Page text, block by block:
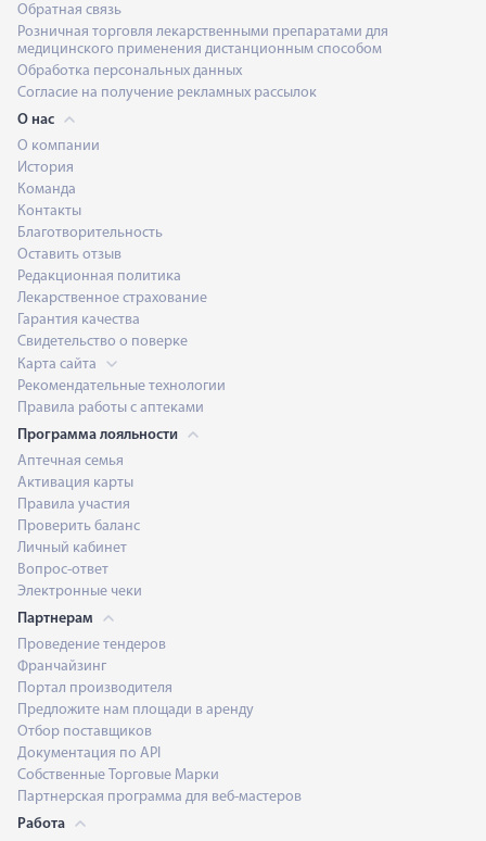
Обратная связь
Розничная торговля лекарственными препаратами для
медицинского применения дистанционным способом
Обработка персональных данных
Согласие на получение рекламных рассылок
О нас
О компании
История
Команда
Контакты
Благотворительность
Оставить отзыв
Редакционная политика
Лекарственное страхование
Гарантия качества
Свидетельство о поверке
Карта сайта
Рекомендательные технологии
Правила работы с аптеками
Программа лояльности
Аптечная семья
Активация карты
Правила участия
Проверить баланс
Личный кабинет
Вопрос-ответ
Электронные чеки
Партнерам
Проведение тендеров
Франчайзинг
Портал производителя
Предложите нам площади в аренду
Отбор поставщиков
Документация по API
Собственные Торговые Марки
Партнерская программа для веб-мастеров
Работа